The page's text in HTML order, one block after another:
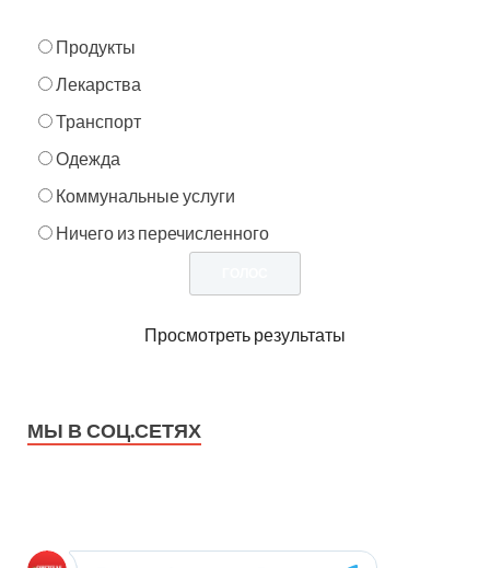
Продукты
Лекарства
Транспорт
Одежда
Коммунальные услуги
Ничего из перечисленного
Просмотреть результаты
МЫ В СОЦ.СЕТЯХ